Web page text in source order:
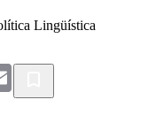
Lingüística
Email